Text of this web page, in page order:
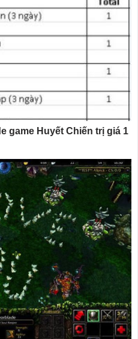
game Huyết Chiến trị giá 1